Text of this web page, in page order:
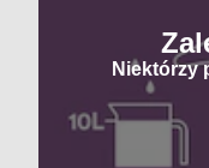
Niektórzy